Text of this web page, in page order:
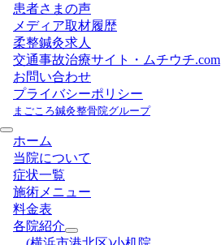
患者さまの声
メディア取材履歴
柔整鍼灸求人
交通事故治療サイト・ムチウチ.com
お問い合わせ
プライバシーポリシー
まごころ鍼灸整骨院グループ
ホーム
当院について
症状一覧
施術メニュー
料金表
各院紹介